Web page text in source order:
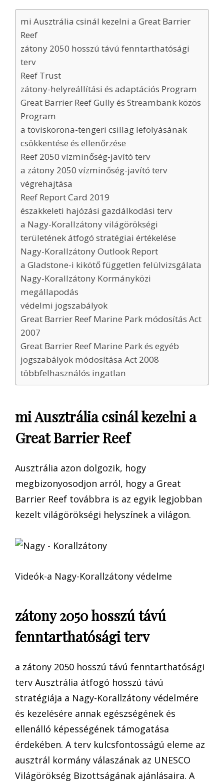
mi Ausztrália csinál kezelni a Great Barrier
Reef
zátony 2050 hosszú távú fenntarthatósági
terv
Reef Trust
zátony-helyreállítási és adaptációs Program
Great Barrier Reef Gully és Streambank közös
Program
a töviskorona-tengeri csillag lefolyásának
csökkentése és ellenőrzése
Reef 2050 vízminőség-javító terv
a zátony 2050 vízminőség-javító terv
végrehajtása
Reef Report Card 2019
északkeleti hajózási gazdálkodási terv
a Nagy-Korallzátony világörökségi
területének átfogó stratégiai értékelése
Nagy-Korallzátony Outlook Report
a Gladstone-i kikötő független felülvizsgálata
Nagy-Korallzátony Kormányközi
megállapodás
védelmi jogszabályok
Great Barrier Reef Marine Park módosítás Act
2007
Great Barrier Reef Marine Park és egyéb
jogszabályok módosítása Act 2008
többfelhasználós ingatlan
mi Ausztrália csinál kezelni a
Great Barrier Reef
Ausztrália azon dolgozik, hogy
megbizonyosodjon arról, hogy a Great
Barrier Reef továbbra is az egyik legjobban
kezelt világörökségi helyszínek a világon.
Videók-a Nagy-Korallzátony védelme
zátony 2050 hosszú távú
fenntarthatósági terv
a zátony 2050 hosszú távú fenntarthatósági
terv Ausztrália átfogó hosszú távú
stratégiája a Nagy-Korallzátony védelmére
és kezelésére annak egészségének és
ellenálló képességének támogatása
érdekében. A terv kulcsfontosságú eleme az
ausztrál kormány válaszának az UNESCO
Világörökség Bizottságának ajánlásaira. A